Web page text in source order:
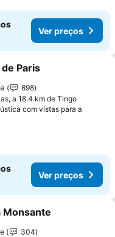
Ver preços
aos favoritos
Paris
898
a 18.4 km de Tingo
com vistas para a
Ver preços
aos favoritos
Monsante
304